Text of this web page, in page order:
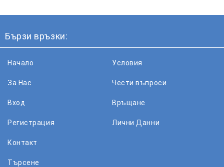
Бързи връзки:
Начало
За Нас
Вход
Регистрация
Условия
Чести въпроси
Връщане
Лични Данни
Контакт
Търсене